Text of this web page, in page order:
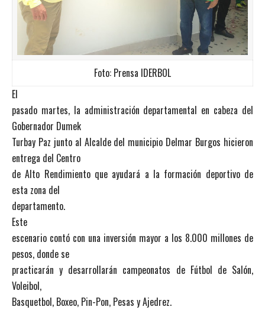
Foto: Prensa IDERBOL
El
pasado martes, la administración departamental en cabeza del
Gobernador Dumek
Turbay Paz junto al Alcalde del municipio Delmar Burgos hicieron
entrega del Centro
de Alto Rendimiento que ayudará a la formación deportivo de
esta zona del
departamento.
Este
escenario contó con una inversión mayor a los 8.000 millones de
pesos, donde se
practicarán y desarrollarán campeonatos de Fútbol de Salón,
Voleibol,
Basquetbol, Boxeo, Pin-Pon, Pesas y Ajedrez.